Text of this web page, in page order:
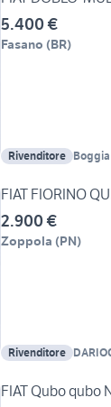
5.400 €
Fasano (BR)
Rivenditore
FIAT FIORINO
2.900 €
Zoppola (PN)
Rivenditore
FIAT Qubo qubo